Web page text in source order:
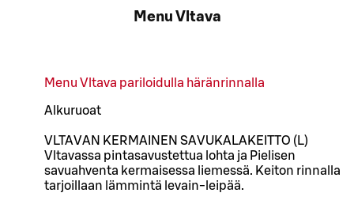
Menu Vltava
Menu Vltava pariloidulla häränrinnalla
Alkuruoat
VLTAVAN KERMAINEN SAVUKALAKEITTO (L)
Vltavassa pintasavustettua lohta ja Pielisen
savuahventa kermaisessa liemessä. Keiton rinnalla
tarjoillaan lämmintä levain-leipää.